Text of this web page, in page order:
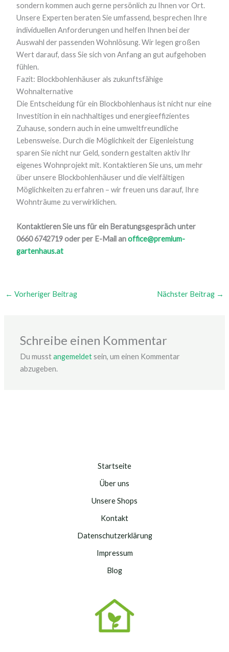
sondern kommen auch gerne persönlich zu Ihnen vor Ort.
Unsere Experten beraten Sie umfassend, besprechen Ihre
individuellen Anforderungen und helfen Ihnen bei der
Auswahl der passenden Wohnlösung. Wir legen großen
Wert darauf, dass Sie sich von Anfang an gut aufgehoben
fühlen.
Fazit: Blockbohlenhäuser als zukunftsfähige
Wohnalternative
Die Entscheidung für ein Blockbohlenhaus ist nicht nur eine
Investition in ein nachhaltiges und energieeffizientes
Zuhause, sondern auch in eine umweltfreundliche
Lebensweise. Durch die Möglichkeit der Eigenleistung
sparen Sie nicht nur Geld, sondern gestalten aktiv Ihr
eigenes Wohnprojekt mit. Kontaktieren Sie uns, um mehr
über unsere Blockbohlenhäuser und die vielfältigen
Möglichkeiten zu erfahren – wir freuen uns darauf, Ihre
Wohnträume zu verwirklichen.
Kontaktieren Sie uns für ein Beratungsgespräch unter
0660 6742719 oder per E-Mail anoffice@premium-
gartenhaus.at
← Vorheriger Beitrag Nächster Beitrag →
Schreibe einen Kommentar
Du musstangemeldetsein, um einen Kommentar
abzugeben.
Startseite
Über uns
Unsere Shops
Kontakt
Datenschutzerklärung
Impressum
Blog